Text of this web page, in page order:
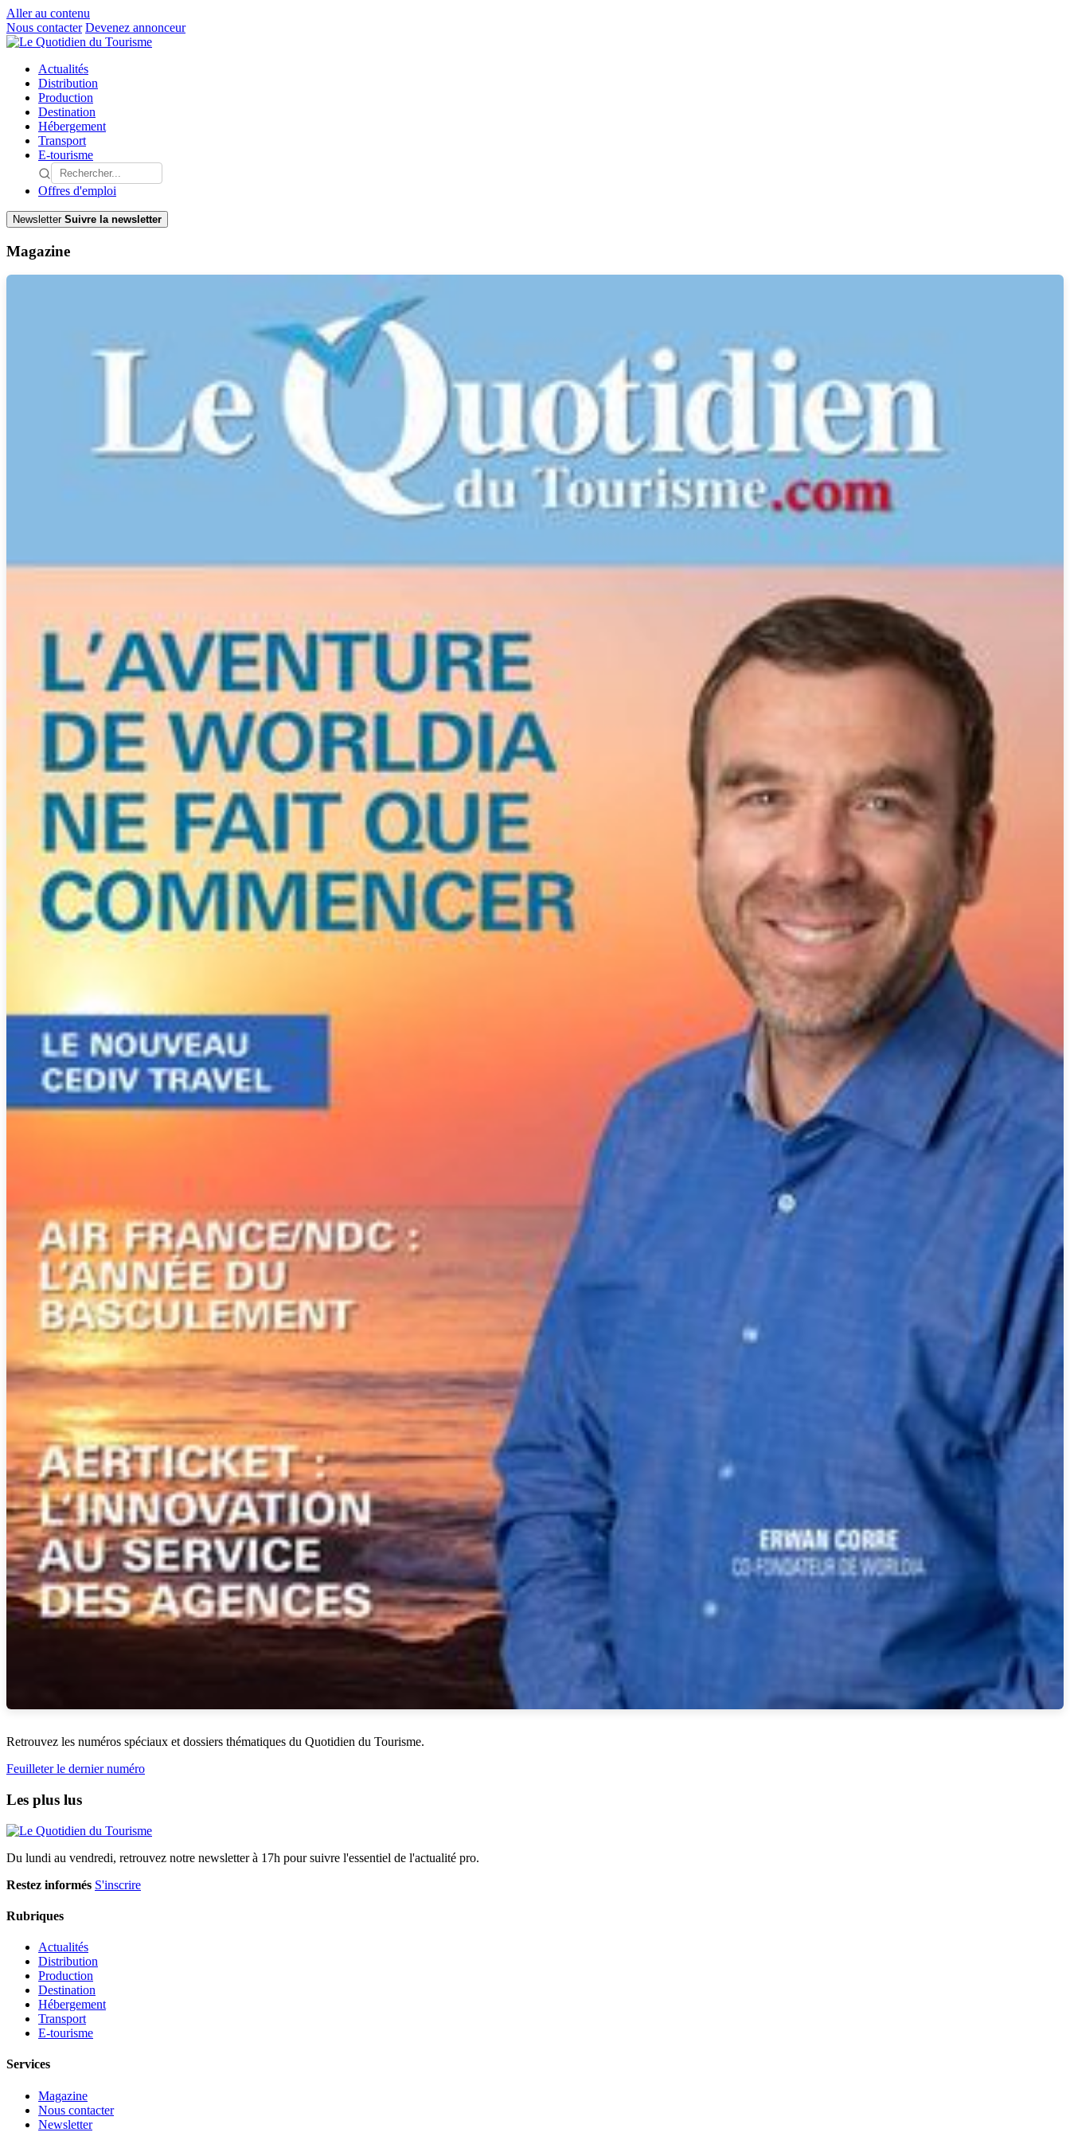
Aller au contenu
Nous contacter Devenez annonceur
Actualités
Distribution
Production
Destination
Hébergement
Transport
E-tourisme
Offres d'emploi
Newsletter Suivre la newsletter
Magazine
Retrouvez les numéros spéciaux et dossiers thématiques du Quotidien du Tourisme.
Feuilleter le dernier numéro
Les plus lus
Du lundi au vendredi, retrouvez notre newsletter à 17h pour suivre l'essentiel de l'actualité pro.
Restez informés S'inscrire
Rubriques
Actualités
Distribution
Production
Destination
Hébergement
Transport
E-tourisme
Services
Magazine
Nous contacter
Newsletter